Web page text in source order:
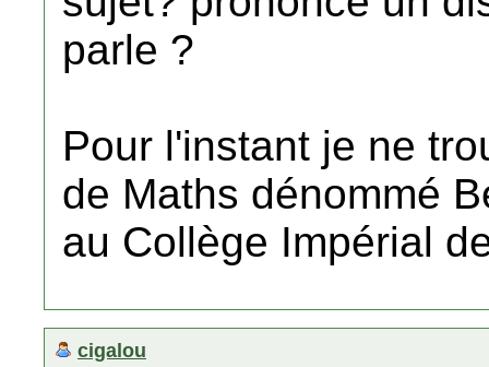
parle ?
Pour l'instant je ne
de Maths dénommé
au Collège Impérial
cigalou